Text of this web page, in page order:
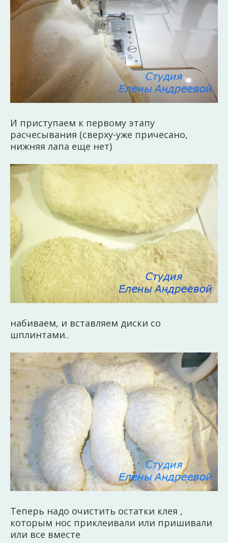
И приступаем к первому этапу
расчесывания (сверху-уже причесано,
нижняя лапа еще нет)
набиваем, и вставляем диски со
шплинтами..
Теперь надо очистить остатки клея ,
которым нос приклеивали или пришивали
или все вместе